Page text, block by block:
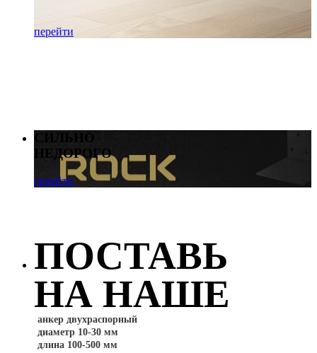
перейти
СИЛЬНО
НЕДОРОГО
перейти
ПОСТАВЬ
НА НАШЕ
анкер двухраспорный
диаметр 10-30 мм
длина 100-500 мм